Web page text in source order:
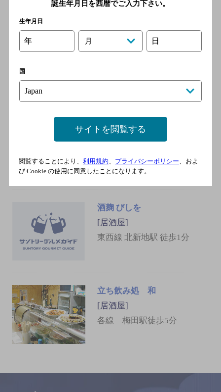
／ＪＲ東海道本線 大阪駅／
ＪＲ宝塚線 大阪駅
地鶏専門 たか鳥 西梅田店
／大阪メトロ四つ橋線 西梅田
駅 徒歩3分／ＪＲ 大阪駅 徒歩
田駅 徒歩10分／阪急線 大阪
梅田駅 徒歩15分
酒麹 びしを
[居酒屋]
東西線 北新地駅 徒歩1分
立ち飲み処 和
[居酒屋]
各線 梅田駅徒歩5分
誕生年月日を西暦でご入力下さい。
生年月日
年 月 日
国
サイトを閲覧する
閲覧することにより、 利用規約 プライバシーポリシー 、およ
び Cookie の使用に同意したことになります。